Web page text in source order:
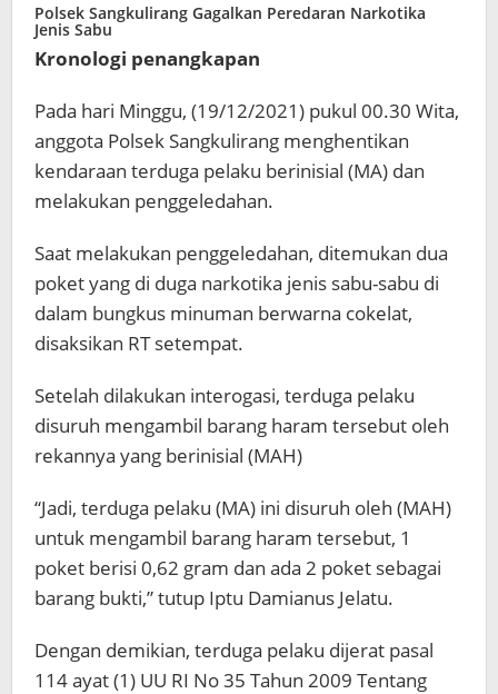
Polsek Sangkulirang Gagalkan Peredaran Narkotika
Jenis Sabu
Kronologi penangkapan
Pada hari Minggu, (19/12/2021) pukul 00.30 Wita,
anggota Polsek Sangkulirang menghentikan
kendaraan terduga pelaku berinisial (MA) dan
melakukan penggeledahan.
Saat melakukan penggeledahan, ditemukan dua
poket yang di duga narkotika jenis sabu-sabu di
dalam bungkus minuman berwarna cokelat,
disaksikan RT setempat.
Setelah dilakukan interogasi, terduga pelaku
disuruh mengambil barang haram tersebut oleh
rekannya yang berinisial (MAH)
“Jadi, terduga pelaku (MA) ini disuruh oleh (MAH)
untuk mengambil barang haram tersebut, 1
poket berisi 0,62 gram dan ada 2 poket sebagai
barang bukti,” tutup Iptu Damianus Jelatu.
Dengan demikian, terduga pelaku dijerat pasal
114 ayat (1) UU RI No 35 Tahun 2009 Tentang